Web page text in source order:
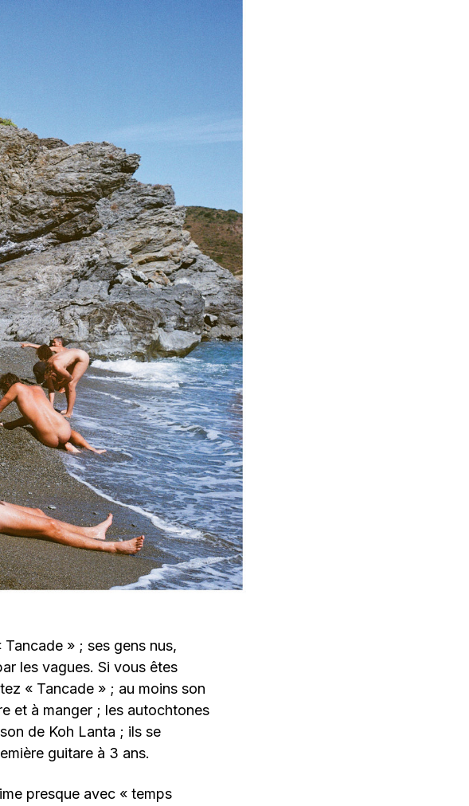
» ; ses gens nus,
les vagues. Si vous êtes
« Tancade » ; au moins son
et à manger ; les autochtones
de Koh Lanta ; ils se
guitare à 3 ans.
presque avec « temps